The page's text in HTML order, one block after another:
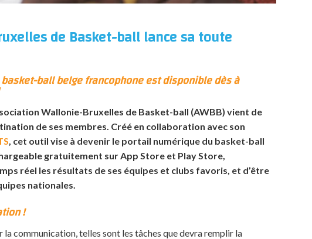
de Basket-ball lance sa toute
ball belge francophone est disponible dès à
Wallonie-Bruxelles de Basket-ball (AWBB) vient de
de ses membres. Créé en collaboration avec son
, cet outil vise à devenir le portail numérique du basket-ball
gratuitement sur App Store et Play Store,
réel les résultats de ses équipes et clubs favoris, et d’être
nationales.
!
communication, telles sont les tâches que devra remplir la